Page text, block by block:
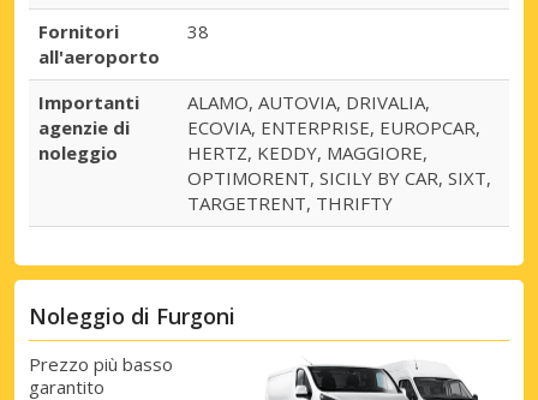
Fornitori
all'aeroporto
38
Importanti
agenzie di
noleggio
ALAMO, AUTOVIA, DRIVALIA,
ECOVIA, ENTERPRISE, EUROPCAR,
HERTZ, KEDDY, MAGGIORE,
OPTIMORENT, SICILY BY CAR, SIXT,
TARGETRENT, THRIFTY
Noleggio di Furgoni
Prezzo più basso
garantito